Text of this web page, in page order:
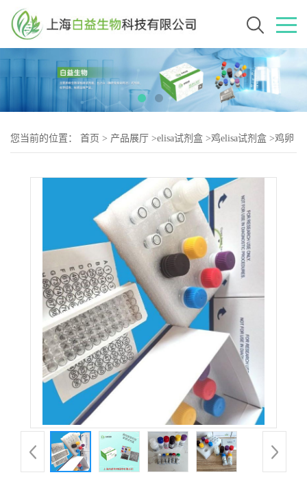
您当前的位置： 首页 > 产品展厅 >elisa试剂盒 >鸡elisa试剂盒 >鸡卵